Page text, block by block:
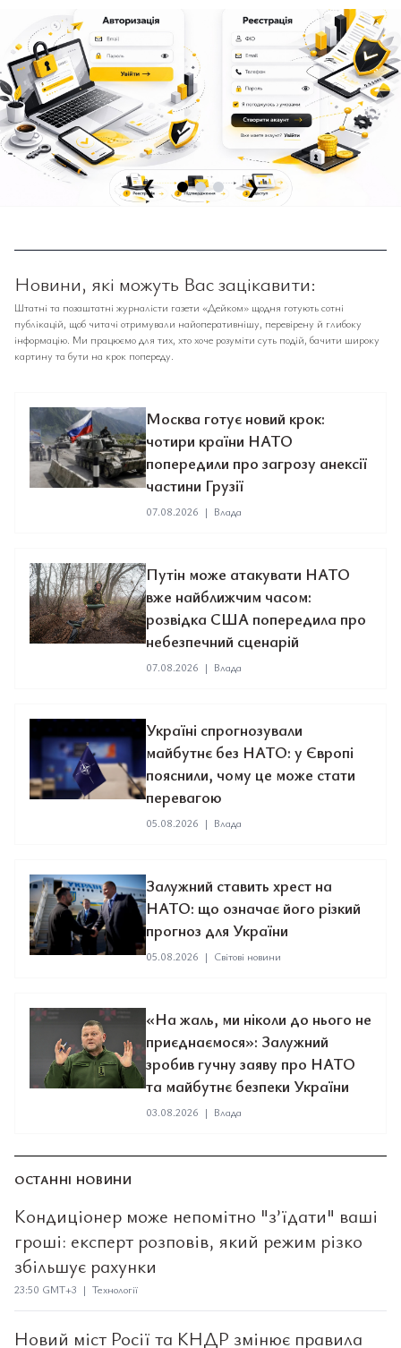
❮ ❯
Новини, які можуть Вас зацікавити:
Штатні та позаштатні журналісти газети «Дейком» щодня готують сотні
публікацій, щоб читачі отримували найоперативнішу, перевірену й глибоку
інформацію. Ми працюємо для тих, хто хоче розуміти суть подій, бачити широку
картину та бути на крок попереду.
Москва готує новий крок:
чотири країни НАТО
попередили про загрозу анексії
частини Грузії
07.08.2026 | Влада
Путін може атакувати НАТО
вже найближчим часом:
розвідка США попередила про
небезпечний сценарій
07.08.2026 | Влада
Україні спрогнозували
майбутнє без НАТО: у Європі
пояснили, чому це може стати
перевагою
05.08.2026 | Влада
Залужний ставить хрест на
НАТО: що означає його різкий
прогноз для України
05.08.2026 | Світові новини
«На жаль, ми ніколи до нього не
приєднаємося»: Залужний
зробив гучну заяву про НАТО
та майбутнє безпеки України
03.08.2026 | Влада
ОСТАННІ НОВИНИ
Кондиціонер може непомітно "з’їдати" ваші
гроші: експерт розповів, який режим різко
збільшує рахунки
23:50 GMT+3 | Технології
Новий міст Росії та КНДР змінює правила